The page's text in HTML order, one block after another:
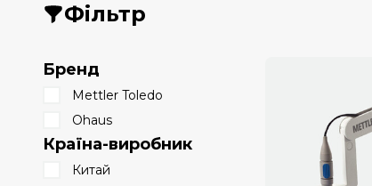
Фільтр
Бренд
Mettler Toledo
Ohaus
Країна-виробник
Китай